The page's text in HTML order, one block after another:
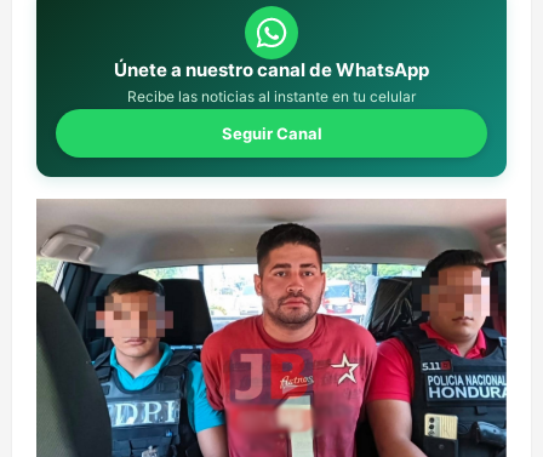
Únete a nuestro canal de WhatsApp
Recibe las noticias al instante en tu celular
Seguir Canal